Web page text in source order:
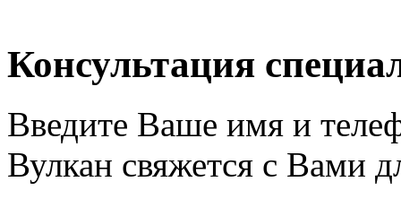
Консультация
Введите Ваше имя и
Вулкан свяжется с Вами